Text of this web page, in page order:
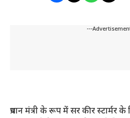
---
प्रधान मंत्री के रूप में सर कीर स्टार्मर